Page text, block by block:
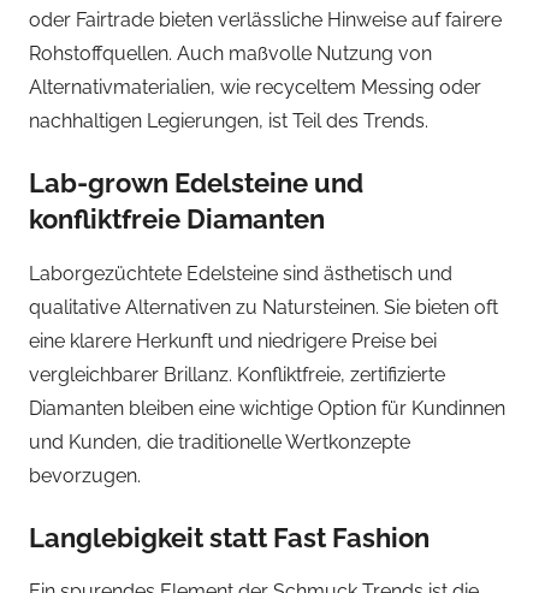
oder Fairtrade bieten verlässliche Hinweise auf fairere
Rohstoffquellen. Auch maßvolle Nutzung von
Alternativmaterialien, wie recyceltem Messing oder
nachhaltigen Legierungen, ist Teil des Trends.
Lab-grown Edelsteine und
konfliktfreie Diamanten
Laborgezüchtete Edelsteine sind ästhetisch und
qualitative Alternativen zu Natursteinen. Sie bieten oft
eine klarere Herkunft und niedrigere Preise bei
vergleichbarer Brillanz. Konfliktfreie, zertifizierte
Diamanten bleiben eine wichtige Option für Kundinnen
und Kunden, die traditionelle Wertkonzepte
bevorzugen.
Langlebigkeit statt Fast Fashion